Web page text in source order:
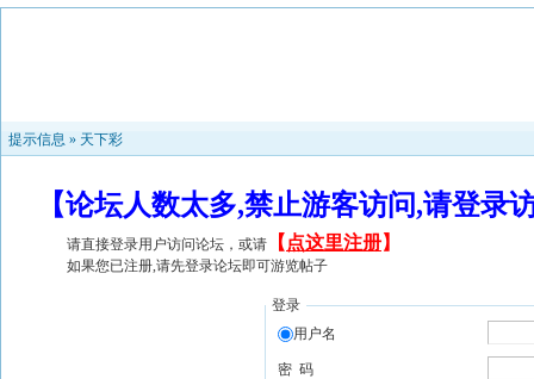
提示信息 » 天下彩
【论坛人数太多,禁止游客访问,请登
请直接登录用户访问论坛，或请 【 点这里注册】
如果您已注册,请先登录论坛即可游览帖子
登录
用户名
密 码